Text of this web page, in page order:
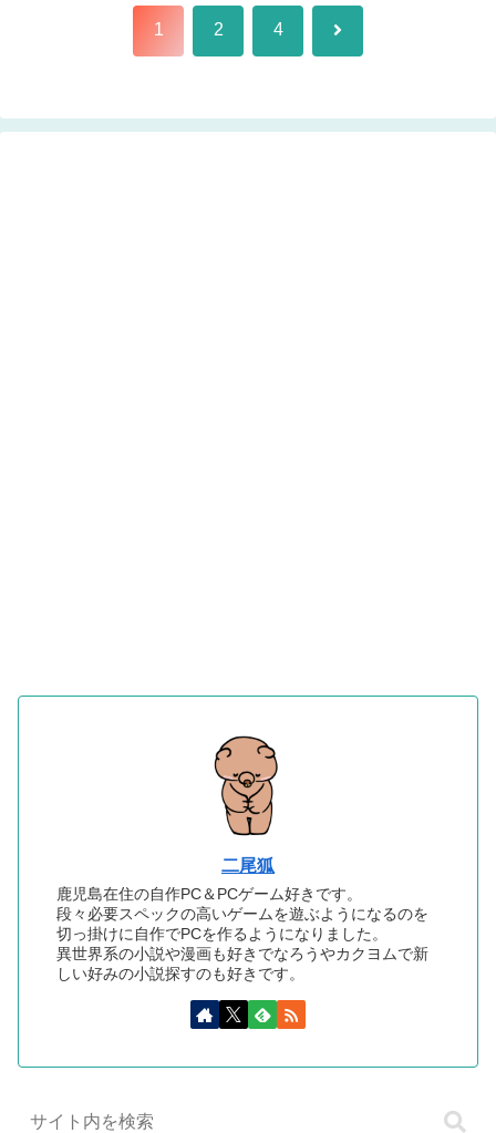
1 2 4 次
二尾狐
鹿児島在住の自作PC＆PCゲーム好きです。
段々必要スペックの高いゲームを遊ぶようになるのを
切っ掛けに自作でPCを作るようになりました。
異世界系の小説や漫画も好きでなろうやカクヨムで新
しい好みの小説探すのも好きです。